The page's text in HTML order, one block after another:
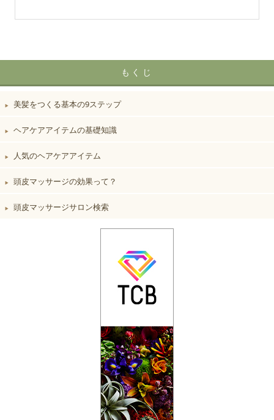
もくじ
▶︎ 美髪をつくる基本の9ステップ
▶︎ ヘアケアアイテムの基礎知識
▶︎ 人気のヘアケアアイテム
▶︎ 頭皮マッサージの効果って？
▶︎ 頭皮マッサージサロン検索